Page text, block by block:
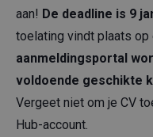
aan! De deadline is 9
toelating vindt plaats op
aanmeldingsportal
voldoende geschikte
Vergeet niet om je CV
Hub-account.